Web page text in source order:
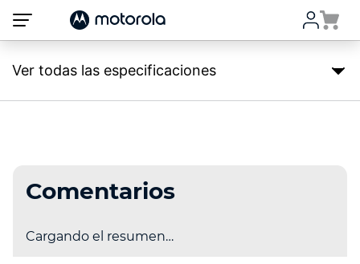
Este
con
un
Ver todas las especificaciones
Comentarios
Cargando el resumen…